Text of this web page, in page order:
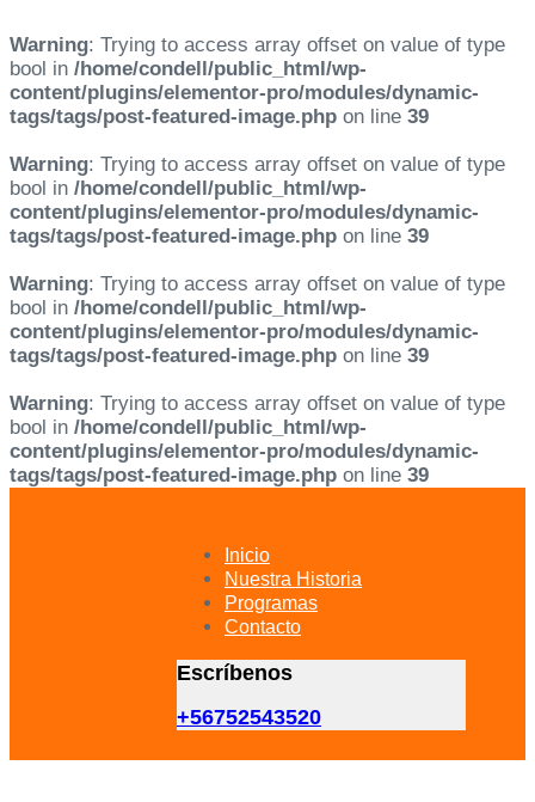
Warning: Trying to access array offset on value of type
bool in /home/condell/public_html/wp-
content/plugins/elementor-pro/modules/dynamic-
tags/tags/post-featured-image.php on line 39
Warning: Trying to access array offset on value of type
bool in /home/condell/public_html/wp-
content/plugins/elementor-pro/modules/dynamic-
tags/tags/post-featured-image.php on line 39
Warning: Trying to access array offset on value of type
bool in /home/condell/public_html/wp-
content/plugins/elementor-pro/modules/dynamic-
tags/tags/post-featured-image.php on line 39
Warning: Trying to access array offset on value of type
bool in /home/condell/public_html/wp-
content/plugins/elementor-pro/modules/dynamic-
tags/tags/post-featured-image.php on line 39
Inicio
Nuestra Historia
Programas
Contacto
Escríbenos
+56752543520